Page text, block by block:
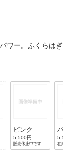
パワー。ふくら
ピンク
5,500円
販売休止中です 在